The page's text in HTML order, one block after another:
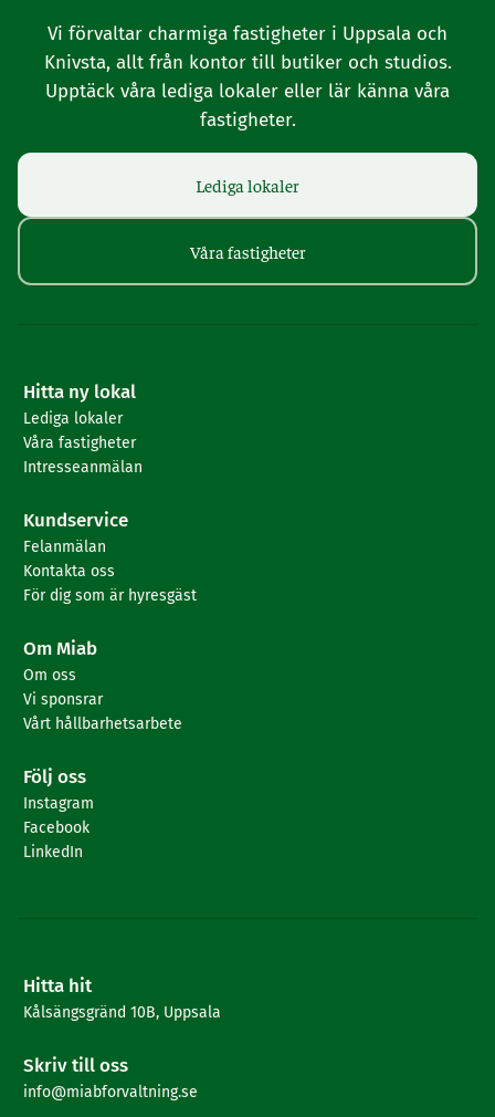
Vi förvaltar charmiga fastigheter i Uppsala och
Knivsta, allt från kontor till butiker och studios.
Upptäck våra lediga lokaler eller lär känna våra
fastigheter.
Lediga lokaler
Våra fastigheter
Hitta ny lokal
Lediga lokaler
Våra fastigheter
Intresseanmälan
Kundservice
Felanmälan
Kontakta oss
För dig som är hyresgäst
Om Miab
Om oss
Vi sponsrar
Vårt hållbarhetsarbete
Följ oss
Instagram
Facebook
LinkedIn
Hitta hit
Kålsängsgränd 10B, Uppsala
Skriv till oss
info@miabforvaltning.se